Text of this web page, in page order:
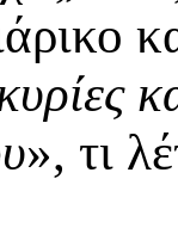
», τι